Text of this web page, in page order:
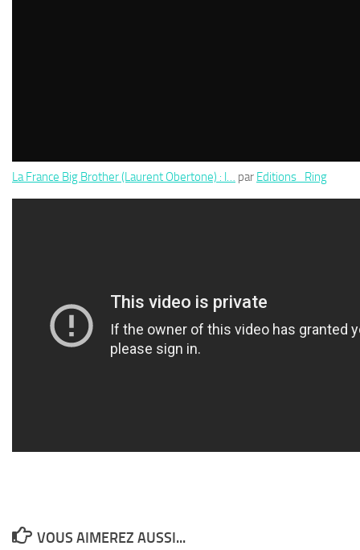
La France Big Brother (Laurent Obertone) : l… par Editions_Ring
VOUS AIMEREZ AUSSI...